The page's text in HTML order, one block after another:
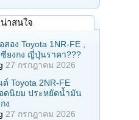
าสนใจ
อง Toyota 1NR-FE ,
ซียงกง ญี่ปุ่นราคา???
27 กรกฎาคม 2026
ต์ Toyota 2NR-FE
ดนิยม ประหยัดน้ำมัน
ง
27 กรกฎาคม 2026